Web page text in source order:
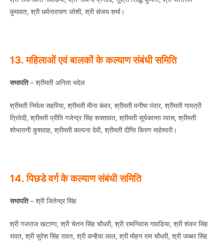
कुमावत, श्री धर्मनारायण जोशी, श्री संजय शर्मा।
13. महिलाओं एवं बालकों के कल्‍याण संबंधी समिति
सभापति– श्रीमती अनिता भदेल
श्रीमती निर्मला सहरिया, श्रीमती मीना कंवर, श्रीमती मनीषा पंवार, श्रीमती गायत्री
त्रिवेदी, श्रीमती प्रीति गजेन्‍द्र सिंह शक्‍तावत, श्रीमती सूर्यकान्‍ता व्‍यास, श्रीमती
शोभारानी कुशवाह, श्रीमती कल्‍पना देवी, श्रीमती दीप्ति किरण माहेश्‍वरी।
14. पिछडे वर्ग के कल्‍याण संबंधी समिति
सभापति– श्री जितेन्‍द्र सिंह
श्री गजराज खटाणा, श्री चेतन सिंह चौधरी, श्री रामनिवास गावडिया, श्री शंकर सिंह
रावत, श्री सुरेश सिंह रावत, श्री कन्‍हैया लाल, श्री मोहन राम चौधरी, श्री जब्‍बर सिंह